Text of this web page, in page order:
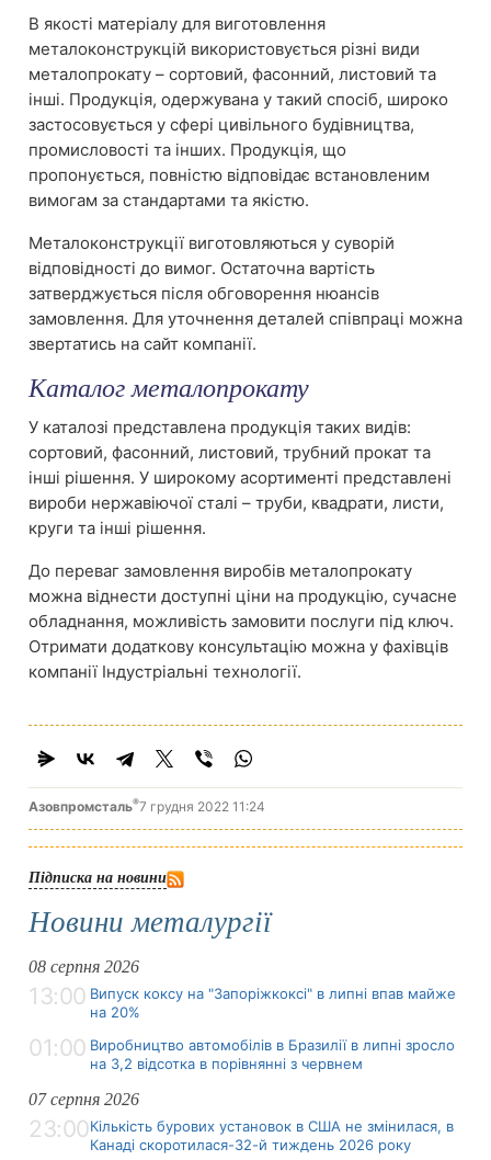
В якості матеріалу для виготовлення
металоконструкцій використовується різні види
металопрокату – сортовий, фасонний, листовий та
інші. Продукція, одержувана у такий спосіб, широко
застосовується у сфері цивільного будівництва,
промисловості та інших. Продукція, що
пропонується, повністю відповідає встановленим
вимогам за стандартами та якістю.
Металоконструкції виготовляються у суворій
відповідності до вимог. Остаточна вартість
затверджується після обговорення нюансів
замовлення. Для уточнення деталей співпраці можна
звертатись на сайт компанії.
Каталог металопрокату
У каталозі представлена ​​продукція таких видів:
сортовий, фасонний, листовий, трубний прокат та
інші рішення. У широкому асортименті представлені
вироби нержавіючої сталі – труби, квадрати, листи,
круги та інші рішення.
До переваг замовлення виробів металопрокату
можна віднести доступні ціни на продукцію, сучасне
обладнання, можливість замовити послуги під ключ.
Отримати додаткову консультацію можна у фахівців
компанії Індустріальні технології.
Азовпромсталь®7 грудня 2022 11:24
Підписка на новини
Новини металургії
08 серпня 2026
13:00 Випуск коксу на "Запоріжкоксі" в липні впав майже
на 20%
01:00 Виробництво автомобілів в Бразилії в липні зросло
на 3,2 відсотка в порівнянні з червнем
07 серпня 2026
23:00Кількість бурових установок в США не змінилася, в
Канаді скоротилася-32-й тиждень 2026 року